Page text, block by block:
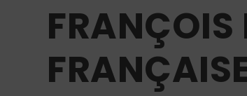
FRANÇOIS